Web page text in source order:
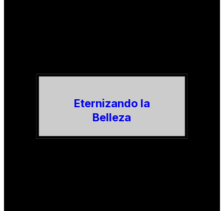
Eternizando la
Belleza